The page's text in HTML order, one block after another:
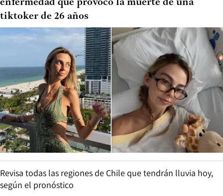
enfermedad que provocó la muerte de una
tiktoker de 26 años
Revisa todas las regiones de Chile que tendrán lluvia hoy,
según el pronóstico